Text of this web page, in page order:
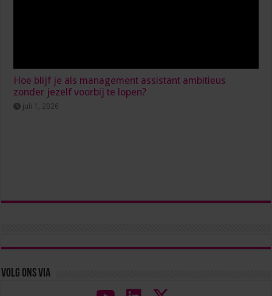
Hoe blijf je als management assistant ambitieus
zonder jezelf voorbij te lopen?
juli 1, 2026
Volg ons via